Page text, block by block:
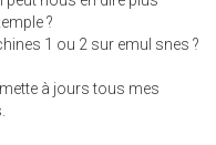
?
1 ou 2 sur emul snes ?
à jours tous mes